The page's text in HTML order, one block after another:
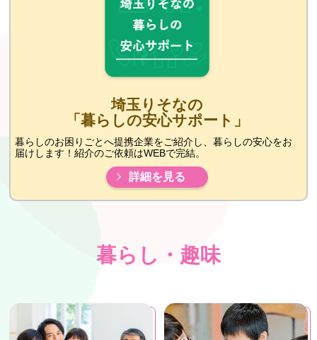
埼玉りそなの
「暮らしの安心サポート」
暮らしのお困りごとへ提携企業をご紹介し、暮らしの安心をお
届けします！紹介のご依頼はWEBで完結。
詳細を見る
暮らし・趣味